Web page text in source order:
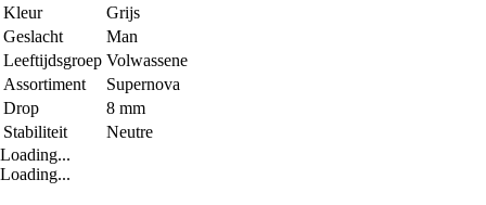
Kleur
Grijs
Geslacht
Man
Leeftijdsgroep Volwassene
Assortiment
Supernova
Drop
8 mm
Stabiliteit
Neutre
Loading...
Loading...